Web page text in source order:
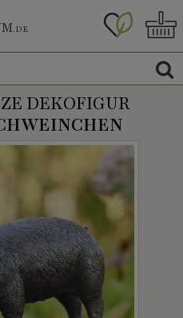
.DE
DEKOFIGUR